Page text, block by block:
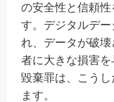
の安全性と信頼
す。デジタルデ
れ、データが破
者に大きな損害
毀棄罪は、こう
ます。